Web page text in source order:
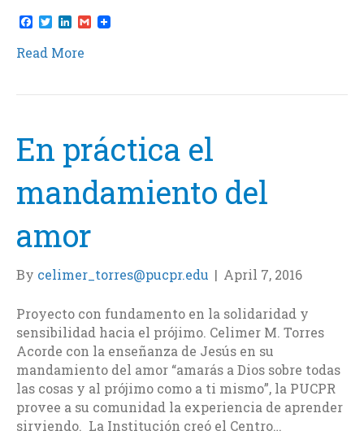
F
a
c
e
o
T
w
i
t
r
L
n
k
I
G
m
Read More
En práctica el
mandamiento del
amor
By celimer_torres@pucpr.edu | April 7, 2016
Proyecto con fundamento en la solidaridad y
sensibilidad hacia el prójimo. Celimer M. Torres
Acorde con la enseñanza de Jesús en su
mandamiento del amor “amarás a Dios sobre todas
las cosas y al prójimo como a ti mismo”, la PUCPR
provee a su comunidad la experiencia de aprender
sirviendo. La Institución creó el Centro…